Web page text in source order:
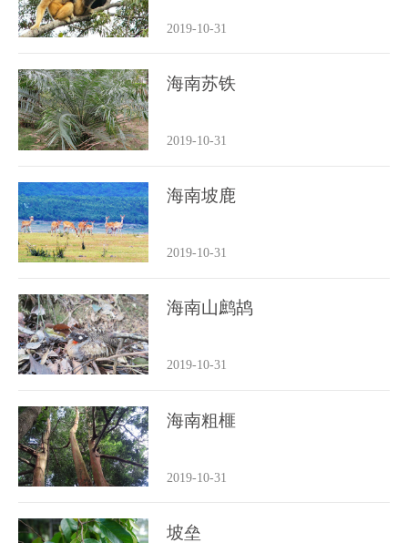
2019-10-31
海南苏铁
2019-10-31
海南坡鹿
2019-10-31
海南山鹧鸪
2019-10-31
海南粗榧
2019-10-31
坡垒